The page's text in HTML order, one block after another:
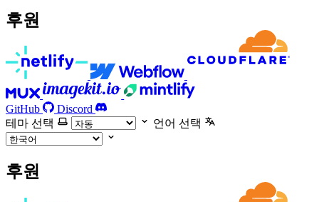
후원
GitHub
Discord
테마 선택
언어 선택
후원